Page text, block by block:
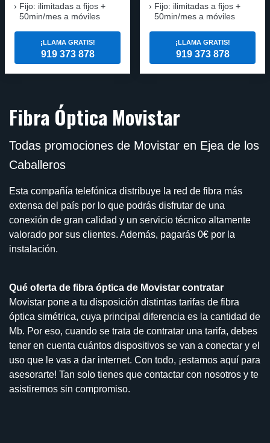
Fijo: ilimitadas a fijos +
50min/mes a móviles
¡LLAMA GRATIS!
919 373 878
Fijo: ilimitadas a fijos +
50min/mes a móviles
¡LLAMA GRATIS!
919 373 878
Fibra Óptica Movistar
Todas promociones de Movistar en Ejea de los
Caballeros
Esta compañía telefónica distribuye la red de fibra más
extensa del país por lo que podrás disfrutar de una
conexión de gran calidad y un servicio técnico altamente
valorado por sus clientes. Además, pagarás 0€ por la
instalación.
Qué oferta de fibra óptica de Movistar contratar
Movistar pone a tu disposición distintas tarifas de fibra
óptica simétrica, cuya principal diferencia es la cantidad de
Mb. Por eso, cuando se trata de contratar una tarifa, debes
tener en cuenta cuántos dispositivos se van a conectar y el
uso que le vas a dar internet. Con todo, ¡estamos aquí para
asesorarte! Tan solo tienes que contactar con nosotros y te
asistiremos sin compromiso.